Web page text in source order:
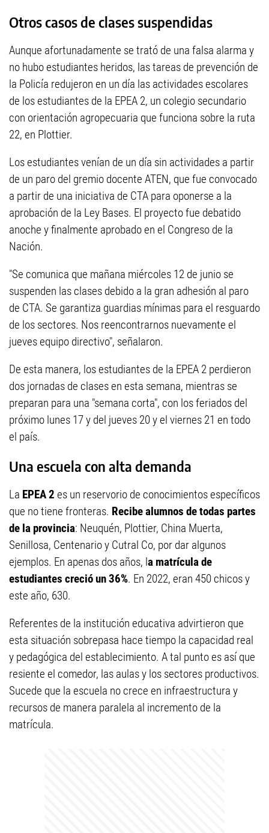
Otros casos de clases suspendidas
Aunque afortunadamente se trató de una falsa alarma y
no hubo estudiantes heridos, las tareas de prevención de
la Policía redujeron en un día las actividades escolares
de los estudiantes de la EPEA 2, un colegio secundario
con orientación agropecuaria que funciona sobre la ruta
22, en Plottier.
Los estudiantes venían de un día sin actividades a partir
de un paro del gremio docente ATEN, que fue convocado
a partir de una iniciativa de CTA para oponerse a la
aprobación de la Ley Bases. El proyecto fue debatido
anoche y finalmente aprobado en el Congreso de la
Nación.
"Se comunica que mañana miércoles 12 de junio se
suspenden las clases debido a la gran adhesión al paro
de CTA. Se garantiza guardias mínimas para el resguardo
de los sectores. Nos reencontrarnos nuevamente el
jueves equipo directivo", señalaron.
De esta manera, los estudiantes de la EPEA 2 perdieron
dos jornadas de clases en esta semana, mientras se
preparan para una "semana corta", con los feriados del
próximo lunes 17 y del jueves 20 y el viernes 21 en todo
el país.
Una escuela con alta demanda
La EPEA 2 es un reservorio de conocimientos específicos
que no tiene fronteras. Recibe alumnos de todas partes
de la provincia: Neuquén, Plottier, China Muerta,
Senillosa, Centenario y Cutral Co, por dar algunos
ejemplos. En apenas dos años, la matrícula de
estudiantes creció un 36%. En 2022, eran 450 chicos y
este año, 630.
Referentes de la institución educativa advirtieron que
esta situación sobrepasa hace tiempo la capacidad real
y pedagógica del establecimiento. A tal punto es así que
resiente el comedor, las aulas y los sectores productivos.
Sucede que la escuela no crece en infraestructura y
recursos de manera paralela al incremento de la
matrícula.